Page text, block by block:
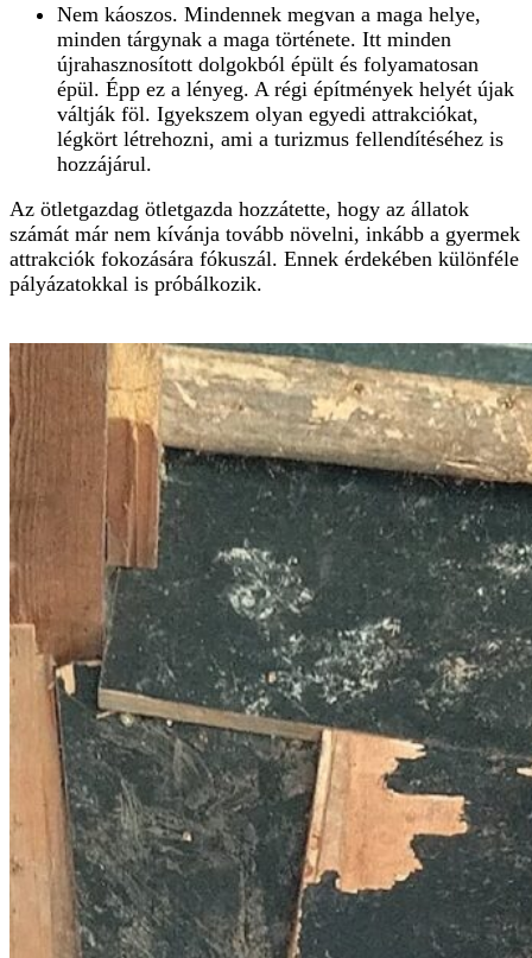
Nem káoszos. Mindennek megvan a maga helye,
minden tárgynak a maga története. Itt minden
újrahasznosított dolgokból épült és folyamatosan
épül. Épp ez a lényeg. A régi építmények helyét újak
váltják föl. Igyekszem olyan egyedi attrakciókat,
légkört létrehozni, ami a turizmus fellendítéséhez is
hozzájárul.
Az ötletgazdag ötletgazda hozzátette, hogy az állatok
számát már nem kívánja tovább növelni, inkább a gyermek
attrakciók fokozására fókuszál. Ennek érdekében különféle
pályázatokkal is próbálkozik.